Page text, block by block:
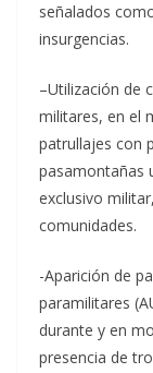
señalados
insurgencias.
–Utilización de
militares, en el
patrullajes con
pasamontañas
exclusivo
comunidades.
-Aparición de
paramilitares
durante y en
presencia de